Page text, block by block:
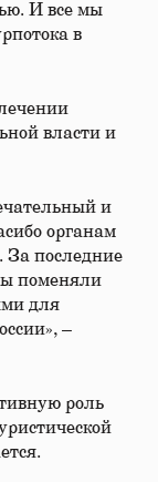
И все мы
в
власти и
и
органам
За последние
поменяли
для
–
роль